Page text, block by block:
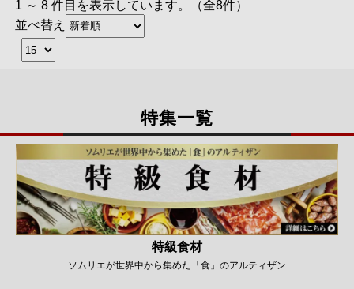
1 ～ 8 件目を表示しています。（全8件）
並べ替え
特集一覧
特級食材
ソムリエが世界中から集めた「食」のアルティザン